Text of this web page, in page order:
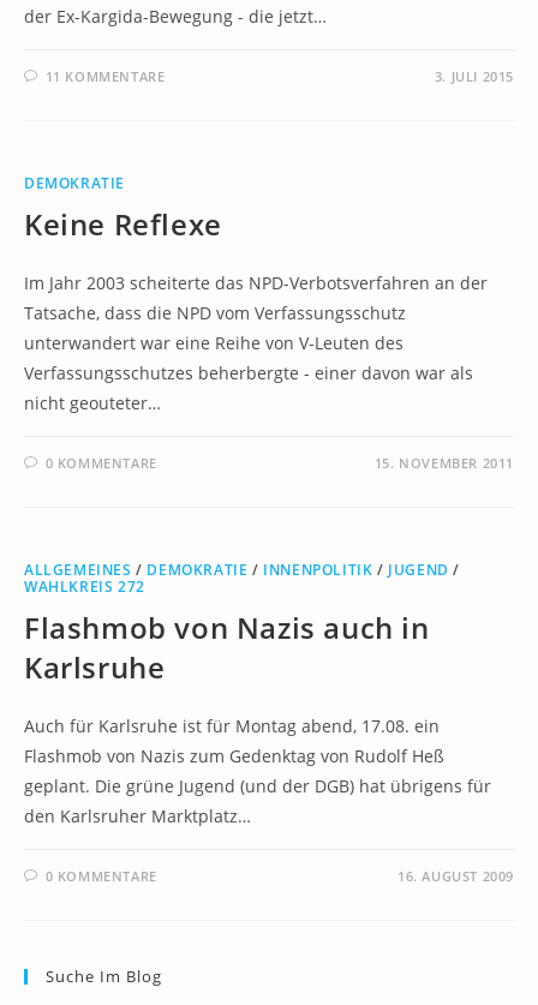
der Ex-Kargida-Bewegung - die jetzt…
11 KOMMENTARE 3. JULI 2015
DEMOKRATIE
Keine Reflexe
Im Jahr 2003 scheiterte das NPD-Verbotsverfahren an der
Tatsache, dass die NPD vom Verfassungsschutz
unterwandert war eine Reihe von V-Leuten des
Verfassungsschutzes beherbergte - einer davon war als
nicht geouteter…
0 KOMMENTARE 15. NOVEMBER 2011
ALLGEMEINES / DEMOKRATIE / INNENPOLITIK / JUGEND /
WAHLKREIS 272
Flashmob von Nazis auch in
Karlsruhe
Auch für Karlsruhe ist für Montag abend, 17.08. ein
Flashmob von Nazis zum Gedenktag von Rudolf Heß
geplant. Die grüne Jugend (und der DGB) hat übrigens für
den Karlsruher Marktplatz…
0 KOMMENTARE 16. AUGUST 2009
Suche Im Blog